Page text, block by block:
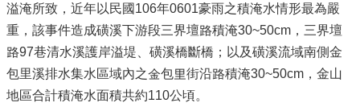
溢淹所致，近年以民國106年0601豪雨之積淹水情形最為嚴
重，該事件造成磺溪下游段三界壇路積淹30~50cm，三界壇
路97巷清水溪護岸溢堤、磺溪橋斷橋；以及磺溪流域南側金
包里溪排水集水區域內之金包里街沿路積淹30~50cm，金山
地區合計積淹水面積共約110公頃。